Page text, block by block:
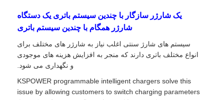
یک شارژر سازگار با چندین سیستم باتری یک دستگاه
شارژر همگام با چندین سیستم باتری
سیستم های شارژ سنتی اغلب نیاز به شارژر های مختلف برای
انواع مختلف باتری دارند که منجر به افزایش هزینه های موجودی
و نگهداری می شود.
KSPOWER programmable intelligent chargers solve this
issue by allowing customers to switch charging parameters